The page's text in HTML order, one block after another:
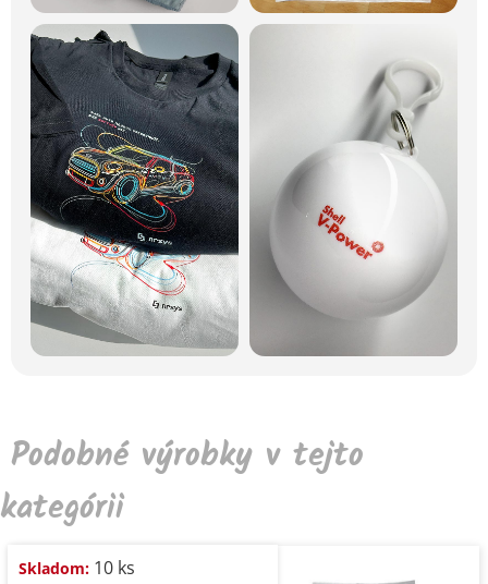
Podobné výrobky v tejto
kategórii
Skladom: 10 ks